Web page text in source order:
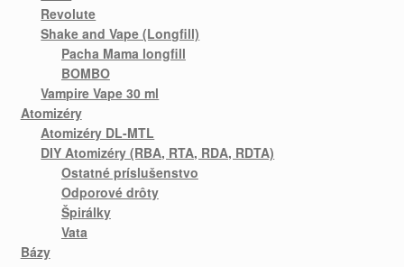
Revolute
Shake and Vape (Longfill)
Pacha Mama longfill
BOMBO
Vampire Vape 30 ml
Atomizéry
Atomizéry DL-MTL
DIY Atomizéry (RBA, RTA, RDA, RDTA)
Ostatné príslušenstvo
Odporové drôty
Špirálky
Vata
Bázy